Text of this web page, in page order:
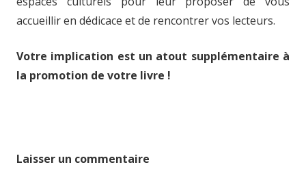
accueillir en dédicace et de rencontrer vos lecteurs.
Votre implication est un atout supplémentaire à
la promotion de votre livre !
Laisser un commentaire